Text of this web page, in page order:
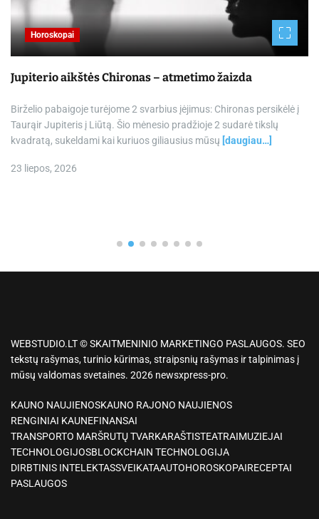
Horoskopai
Jupiterio aikštės Chironas – atmetimo žaizda
Birželio pabaigoje turėjome 2 svarbius įėjimus: Chironas persikėlė į
Taurąir Jupiteris į Liūtą. Šio mėnesio pradžioje 2 sudarė tikslų
kvadratą, sukeldami kai kuriuos giliausius mūsų [daugiau…]
23 liepos, 2026
WEBSTUDIO.LT © SKAITMENINIO MARKETINGO PASLAUGOS. SEO
tekstų rašymas, turinio kūrimas, straipsnių rašymas ir talpinimas į
mūsų valdomas svetaines. 2026 newsxpress-pro.
KAUNO NAUJIENOSKAUNO RAJONO NAUJIENOS
RENGINIAI KAUNEFINANSAI
TRANSPORTO MARŠRUTŲ TVARKARAŠTISTEATRAIMUZIEJAI
TECHNOLOGIJOSBLOCKCHAIN TECHNOLOGIJA
DIRBTINIS INTELEKTASSVEIKATAAUTOHOROSKOPAIRECEPTAI
PASLAUGOS